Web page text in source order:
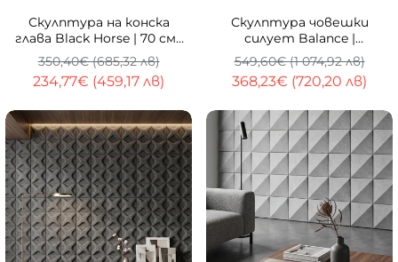
Скулптура на конска
глава Black Horse | 70 см |
Черна смола
234,77€ (459,17 лв)
350,40€ (685,32 лв)
Скулптура човешки
силует Balance |
Разперени ръце | 90cm
368,23€ (720,20 лв)
549,60€ (1 074,92 лв)